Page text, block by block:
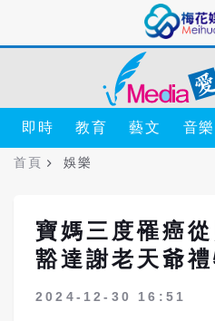
即時 教育 藝文 音樂
首頁 娛樂
寶媽三度罹癌
豁達謝老天爺禮
2024-12-30 16:51